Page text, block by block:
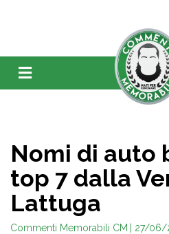
Nomi di auto
top 7 dalla
Lattuga
Commenti Memorabili CM | 27/